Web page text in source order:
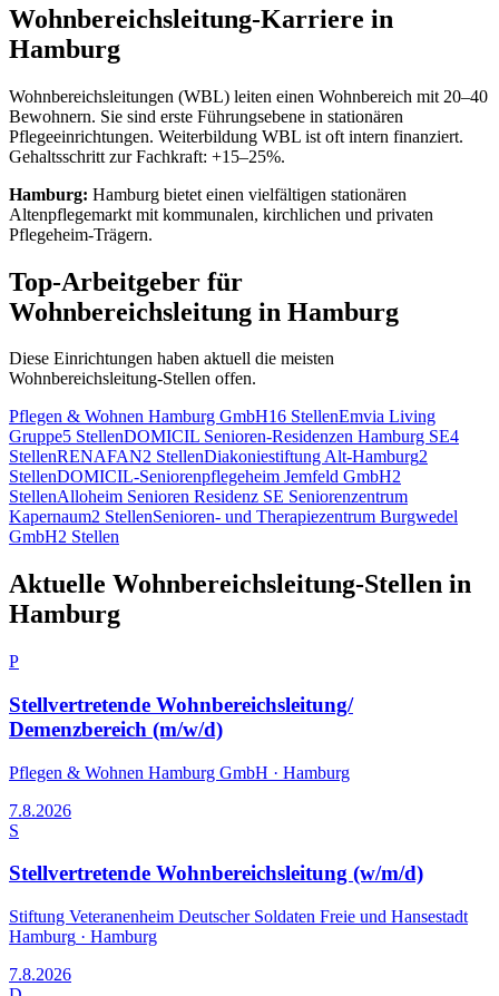
Wohnbereichsleitung-Karriere in
Hamburg
Wohnbereichsleitungen (WBL) leiten einen Wohnbereich mit 20–40
Bewohnern. Sie sind erste Führungsebene in stationären
Pflegeeinrichtungen. Weiterbildung WBL ist oft intern finanziert.
Gehaltsschritt zur Fachkraft: +15–25%.
Hamburg: Hamburg bietet einen vielfältigen stationären
Altenpflegemarkt mit kommunalen, kirchlichen und privaten
Pflegeheim-Trägern.
Top-Arbeitgeber für
Wohnbereichsleitung in Hamburg
Diese Einrichtungen haben aktuell die meisten
Wohnbereichsleitung-Stellen offen.
Pflegen & Wohnen Hamburg GmbH16 StellenEmvia Living
Gruppe5 StellenDOMICIL Senioren-Residenzen Hamburg SE4
StellenRENAFAN2 StellenDiakoniestiftung Alt-Hamburg2
StellenDOMICIL-Seniorenpflegeheim Jemfeld GmbH2
StellenAlloheim Senioren Residenz SE Seniorenzentrum
Kapernaum2 StellenSenioren- und Therapiezentrum Burgwedel
GmbH2 Stellen
Aktuelle Wohnbereichsleitung-Stellen in
Hamburg
P
Stellvertretende Wohnbereichsleitung/
Demenzbereich (m/w/d)
Pflegen & Wohnen Hamburg GmbH · Hamburg
7.8.2026
S
Stellvertretende Wohnbereichsleitung (w/m/d)
Stiftung Veteranenheim Deutscher Soldaten Freie und Hansestadt
Hamburg · Hamburg
7.8.2026